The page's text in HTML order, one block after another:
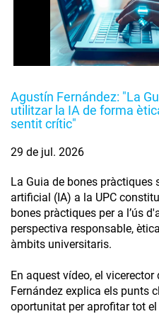
Agustín Fernández: "La
utilitzar la IA de forma
sentit crític"
29 de jul. 2026
La Guia de bones pràctiques
artificial (IA) a la UPC
bones pràctiques per a l’ús
perspectiva responsable,
àmbits universitaris.
En aquest vídeo, el
Fernández explica els punts
oportunitat per aprofitar tot